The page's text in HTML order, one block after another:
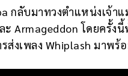
กลับมาทวงตำแหน่งเจ้า
ะ Armageddon โดยครั้ง
ส่งเพลง Whiplash มาพ